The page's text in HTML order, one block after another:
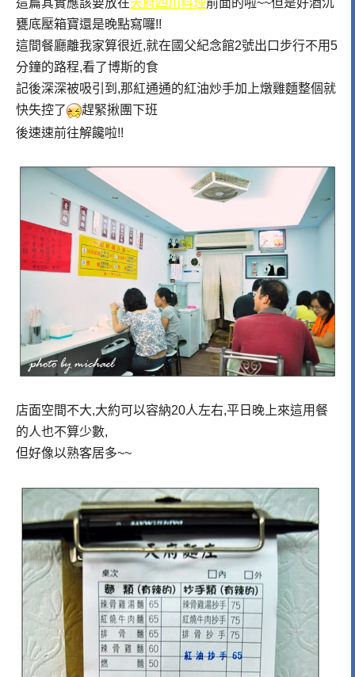
這篇其實應該要放在天府四川料理前面的啦~~但是好酒沉
甕底壓箱寶還是晚點寫囉!!
這間餐廳離我家算很近,就在國父紀念館2號出口步行不用5
分鐘的路程,看了博斯的食
記後深深被吸引到,那紅通通的紅油炒手加上燉雞麵整個就
快失控了
趕緊揪團下班
後速速前往解饞啦!!
店面空間不大,大約可以容納20人左右,平日晚上來這用餐
的人也不算少數,
但好像以熟客居多~~